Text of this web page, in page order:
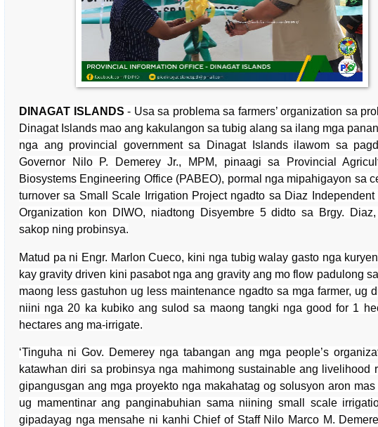
DINAGAT ISLANDS - Usa sa problema sa farmers’ organization sa
Dinagat Islands mao ang kakulangon sa tubig alang sa ilang mga
nga ang provincial government sa Dinagat Islands ilawom sa
Governor Nilo P. Demerey Jr., MPM, pinaagi sa Provincial
Biosystems Engineering Office (PABEO), pormal nga mipahigayon sa
turnover sa Small Scale Irrigation Project ngadto sa Diaz Independent
Organization kon DIWO, niadtong Disyembre 5 didto sa Brgy. Diaz,
sakop ning probinsya.
Matud pa ni Engr. Marlon Cueco, kini nga tubig walay gasto nga
kay gravity driven kini pasabot nga ang gravity ang mo flow padulong
maong less gastuhon ug less maintenance ngadto sa mga farmer, ug
niini nga 20 ka kubiko ang sulod sa maong tangki nga good for 1
hectares ang ma-irrigate.
‘Tinguha ni Gov. Demerey nga tabangan ang mga people’s
katawhan diri sa probinsya nga mahimong sustainable ang livelihood
gipangusgan ang mga proyekto nga makahatag og solusyon aron mas
ug mamentinar ang panginabuhian sama niining small scale
gipadayag nga mensahe ni kanhi Chief of Staff Nilo Marco M.